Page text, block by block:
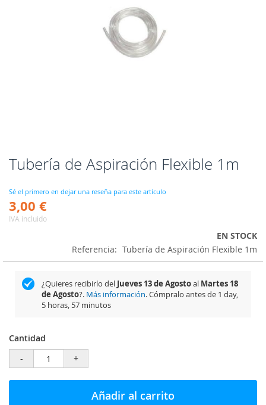
Tubería de Aspiración Flexible 1m
Sé el primero en dejar una reseña para este artículo
3,00 €
IVA incluido
EN STOCK
Referencia
Tubería de Aspiración Flexible 1m
¿Quieres recibirlo del Jueves 13 de Agostoal Martes 18
de Agosto?. Más información. Cómpralo antes de 1 day,
5 horas, 57 minutos
Cantidad
-
+
Añadir al carrito
Saltar
al
de
la
galería